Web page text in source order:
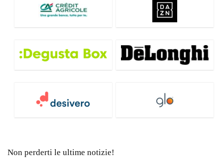
Non perderti le ultime notizie!